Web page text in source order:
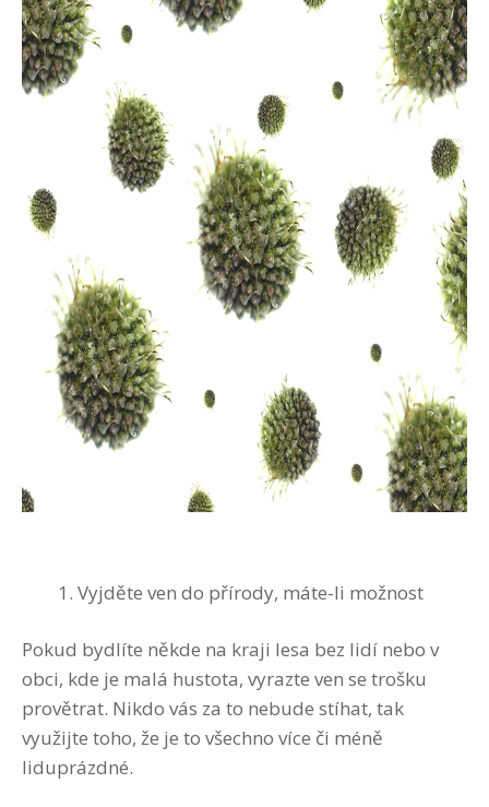
Vyjděte ven do přírody, máte-li možnost
Pokud bydlíte někde na kraji lesa bez lidí nebo v
obci, kde je malá hustota, vyrazte ven se trošku
provětrat. Nikdo vás za to nebude stíhat, tak
využijte toho, že je to všechno více či méně
liduprázdné.